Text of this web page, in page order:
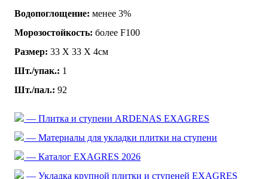
Водопоглощение: менее 3%
Морозостойкость: более F100
Размер: 33 Х 33 Х 4см
Шт./упак.: 1
Шт./пал.: 92
— Плитка и ступени ARDENAS EXAGRES
— Материалы для укладки плитки на ступени
— Каталог EXAGRES 2026
— Укладка крупной плитки и ступеней EXAGRES